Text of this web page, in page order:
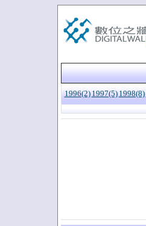
1996(2) 1997(5) 1998(8)